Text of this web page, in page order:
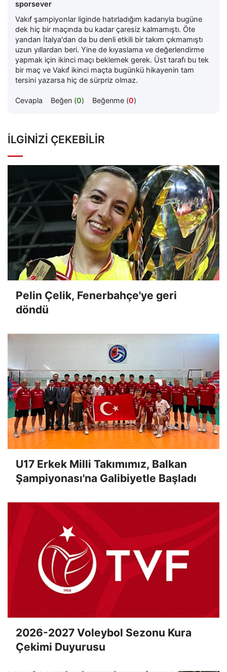
sporsever
Vakıf şampiyonlar liginde hatırladığım kadarıyla bugüne
dek hiç bir maçında bu kadar çaresiz kalmamıştı. Öte
yandan İtalya'dan da bu denli etkili bir takım çıkmamıştı
uzun yıllardan beri. Yine de kıyaslama ve değerlendirme
yapmak için ikinci maçı beklemek gerek. Üst tarafı bu tek
bir maç ve Vakıf ikinci maçta bugünkü hikayenin tam
tersini yazarsa hiç de sürpriz olmaz.
Cevapla Beğen (0) Beğenme (0)
İLGINIZI ÇEKEBILIR
Pelin Çelik, Fenerbahçe'ye geri
döndü
U17 Erkek Milli Takımımız, Balkan
Şampiyonası'na Galibiyetle Başladı
2026-2027 Voleybol Sezonu Kura
Çekimi Duyurusu